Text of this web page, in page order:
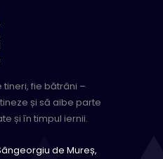
tineri, fie bătrâni –
și să aibe parte
și în timpul iernii.
de Mureș,